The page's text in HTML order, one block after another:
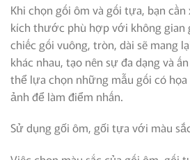
Khi chọn gối ôm và gối tựa, bạn
kích thước phù hợp với không
chiếc gối vuông, tròn, dài sẽ mang
khác nhau, tạo nên sự đa dạng và
thể lựa chọn những mẫu gối có
ảnh để làm điểm nhấn.
Sử dụng gối ôm, gối tựa với màu